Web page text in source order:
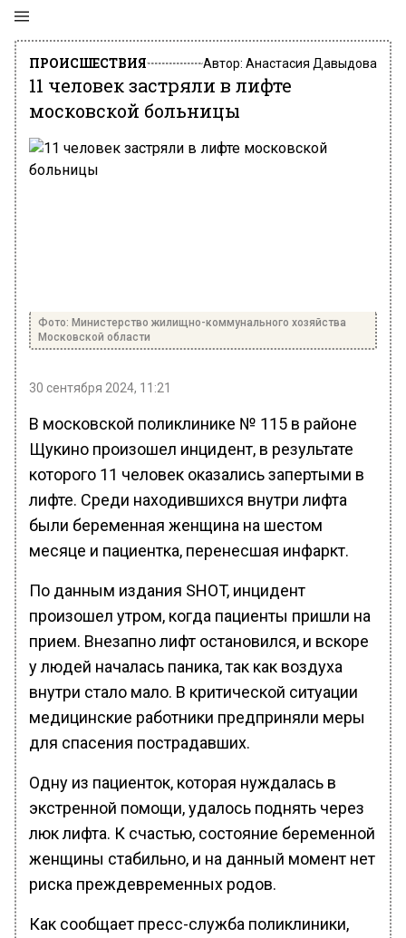
ПРОИСШЕСТВИЯ Автор: Анастасия Давыдова
11 человек застряли в лифте
московской больницы
Фото: Министерство жилищно-коммунального хозяйства
Московской области
30 сентября 2024, 11:21
В московской поликлинике № 115 в районе
Щукино произошел инцидент, в результате
которого 11 человек оказались запертыми в
лифте. Среди находившихся внутри лифта
были беременная женщина на шестом
месяце и пациентка, перенесшая инфаркт.
По данным издания SHOT, инцидент
произошел утром, когда пациенты пришли на
прием. Внезапно лифт остановился, и вскоре
у людей началась паника, так как воздуха
внутри стало мало. В критической ситуации
медицинские работники предприняли меры
для спасения пострадавших.
Одну из пациенток, которая нуждалась в
экстренной помощи, удалось поднять через
люк лифта. К счастью, состояние беременной
женщины стабильно, и на данный момент нет
риска преждевременных родов.
Как сообщает пресс-служба поликлиники,